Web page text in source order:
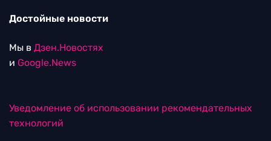
Достойные новости
Мы в Дзен.Новостях
и Google.News
Уведомление об использовании рекомендательных
технологий